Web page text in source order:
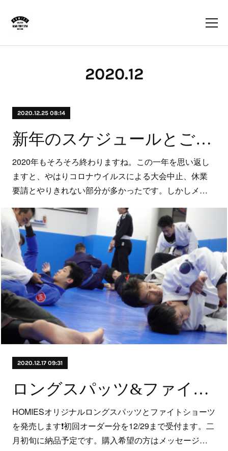
2020.12
2020.12.25 08:14
新年のスケジュールとご挨拶
2020年もそろそろ終わりますね。この一年を思い返し
ますと、やはりコロナウイルスによる大会中止、休業
要請とやりきれない部分が多かったです。しかしメ…
2020.12.17 09:31
ロングスパッツ&ファイトショーツ発売
HOMIESオリジナルロングスパッツとファイトショーツ
を発売します❗初回オーダー分を12/29まで受付ます。二
月初旬に納品予定です。購入希望の方はメッセージ…